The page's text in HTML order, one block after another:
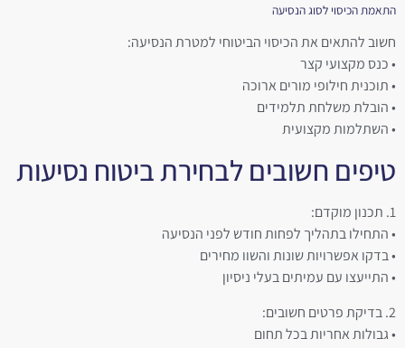
התאמת הכיסוי לסוג הנסיעה
חשוב להתאים את הכיסוי הביטוחי למטרת הנסיעה:
• כנס מקצועי קצר
• תוכנית חילופי מורים ארוכה
• הובלת משלחת תלמידים
• השתלמות מקצועית
טיפים חשובים לבחירת ביטוח נסיעות
1. תכנון מוקדם:
• התחילו בתהליך לפחות חודש לפני הנסיעה
• בדקו אפשרויות שונות והשוו מחירים
• התייעצו עם עמיתים בעלי ניסיון
2. בדיקת פרטים חשובים:
• גבולות אחריות בכל תחום